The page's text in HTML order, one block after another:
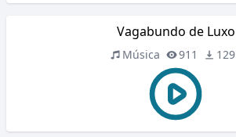
Vagabundo de Luxo
Música 911 129